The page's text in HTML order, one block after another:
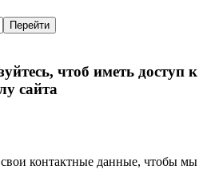
чтоб иметь доступ к
сайта
контактные данные, чтобы мы